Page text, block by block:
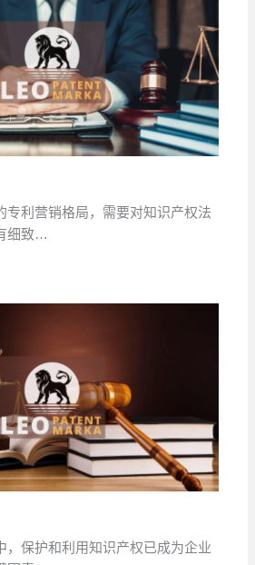
专利营销格局，需要对知识产权法
细致…
，保护和利用知识产权已成为企业